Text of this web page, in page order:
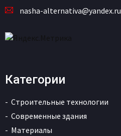
nasha-alternativa@yandex.ru
Категории
Строительные технологии
Современные здания
Материалы